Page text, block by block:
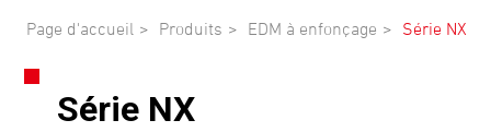
Série NX
Page d'accueil Produits EDM à enfonçage Série NX